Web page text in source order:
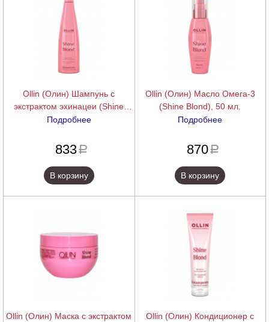
Ollin (Олин) Шампунь с
экстрактом эхинацеи (Shine
Blond), 300 мл.
Подробнее
833a
В корзину
Ollin (Олин) Масло Омега-3
(Shine Blond), 50 мл.
Подробнее
870a
В корзину
Ollin (Олин) Маска с экстрактом
Ollin (Олин) Кондиционер с